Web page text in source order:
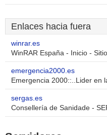
Enlaces hacia fuera
winrar.es
WinRAR España - Inicio -
emergencia2000.es
Emergencia 2000::..Lider en
sergas.es
Consellería de Sanidade -